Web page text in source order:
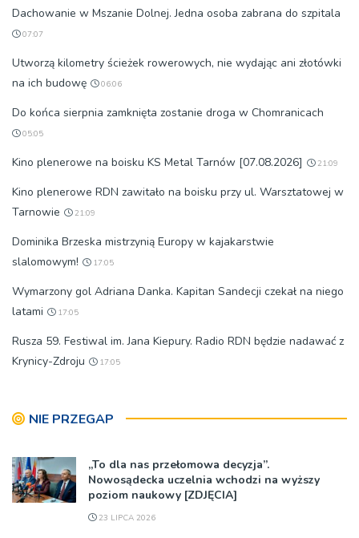
Dachowanie w Mszanie Dolnej. Jedna osoba zabrana do szpitala
07:07
Utworzą kilometry ścieżek rowerowych, nie wydając ani złotówki
na ich budowę
06:06
Do końca sierpnia zamknięta zostanie droga w Chomranicach
05:05
Kino plenerowe na boisku KS Metal Tarnów [07.08.2026] 21:09
Kino plenerowe RDN zawitało na boisku przy ul. Warsztatowej w
Tarnowie
21:09
Dominika Brzeska mistrzynią Europy w kajakarstwie
slalomowym!
17:05
Wymarzony gol Adriana Danka. Kapitan Sandecji czekał na niego
latami
17:05
Rusza 59. Festiwal im. Jana Kiepury. Radio RDN będzie nadawać z
Krynicy-Zdroju
17:05
NIE PRZEGAP
„To dla nas przełomowa decyzja”.
Nowosądecka uczelnia wchodzi na wyższy
poziom naukowy [ZDJĘCIA]
23 LIPCA 2026